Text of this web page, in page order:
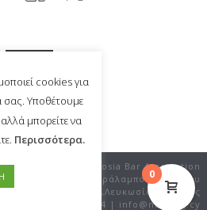
Nicosia Bar Association
Χαράλαμπου Μούσκου
12,Λευκωσία – Κύπρος
+357 22674594 | info@nba.org.cy
0
cookies για
σας. Υποθέτουμε
αλλά μπορείτε να
Περισσότερα.